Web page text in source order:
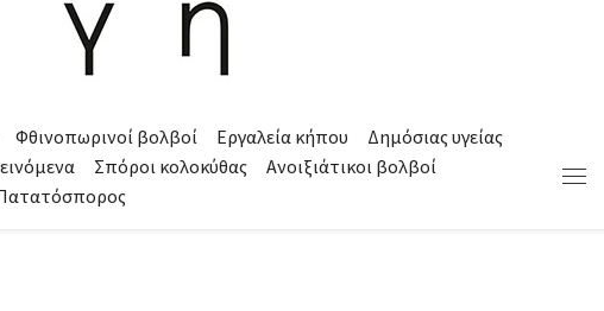
Φθινοπωρινοί βολβοί Εργαλεία κήπου
Δημόσιας υγείας
Σπόροι κολοκύθας
Ανοιξιάτικοι βολβοί